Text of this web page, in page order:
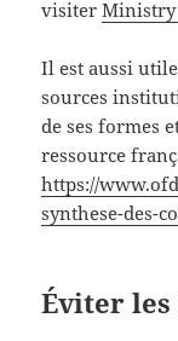
visiterMinistry
Il est aussi
sources
de ses formes
ressource
https://
synthese-des-
Éviter